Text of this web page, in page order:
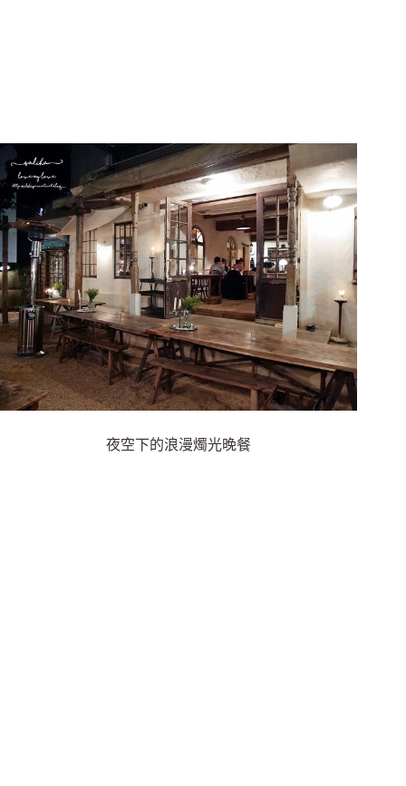
夜空下的浪漫燭光晚餐